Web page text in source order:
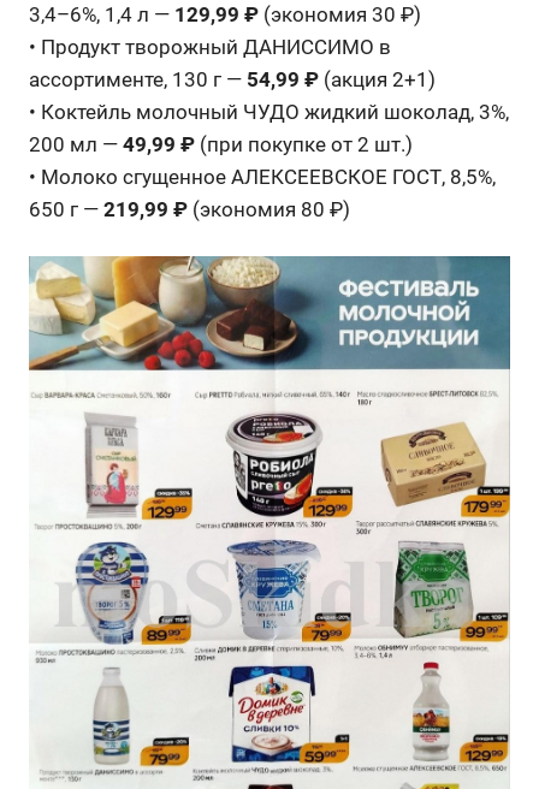
3,4–6%, 1,4 л — 129,99 ₽ (экономия 30 ₽)
• Продукт творожный ДАНИССИМО в
ассортименте, 130 г — 54,99 ₽ (акция 2+1)
• Коктейль молочный ЧУДО жидкий шоколад, 3%,
200 мл — 49,99 ₽ (при покупке от 2 шт.)
• Молоко сгущенное АЛЕКСЕЕВСКОЕ ГОСТ, 8,5%,
650 г — 219,99 ₽ (экономия 80 ₽)